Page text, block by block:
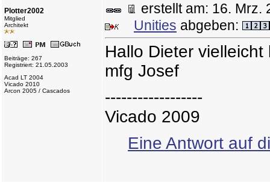
Plotter2002
Mitglied
Architekt
Beiträge: 267
Registriert: 21.05.2003
Acad LT 2004
Vicado 2010
Arcon 2005 / Cascados
erstellt am: 16.
Unities abgeben:
Hallo Dieter
mfg Josef
------------------
Vicado 2009
Eine Antwort auf